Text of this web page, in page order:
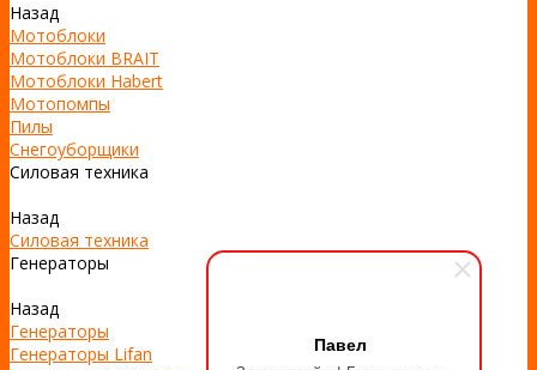
Павел
Назад
Мотоблоки
Мотоблоки BRAIT
Мотоблоки Habert
Мотопомпы
Пилы
Снегоуборщики
Силовая техника
Назад
Силовая техника
Генераторы
Назад
Генераторы
Генераторы Lifan